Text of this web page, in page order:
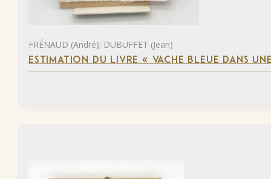
FRÉNAUD (André); DUBUFFET (Jean)
ESTIMATION DU LIVRE « VACHE BLEUE DANS